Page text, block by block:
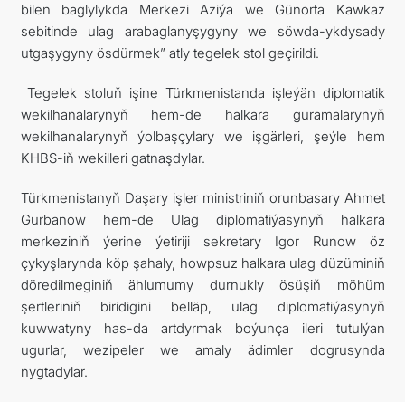
bilen baglylykda Merkezi Aziýa we Günorta Kawkaz
sebitinde ulag arabaglanyşygyny we söwda-ykdysady
utgaşygyny ösdürmek” atly tegelek stol geçirildi.
Tegelek stoluň işine Türkmenistanda işleýän diplomatik
wekilhanalarynyň hem-de halkara guramalarynyň
wekilhanalarynyň ýolbaşçylary we işgärleri, şeýle hem
KHBS-iň wekilleri gatnaşdylar.
Türkmenistanyň Daşary işler ministriniň orunbasary Ahmet
Gurbanow hem-de Ulag diplomatiýasynyň halkara
merkeziniň ýerine ýetiriji sekretary Igor Runow öz
çykyşlarynda köp şahaly, howpsuz halkara ulag düzüminiň
döredilmeginiň ählumumy durnukly ösüşiň möhüm
şertleriniň biridigini belläp, ulag diplomatiýasynyň
kuwwatyny has-da artdyrmak boýunça ileri tutulýan
ugurlar, wezipeler we amaly ädimler dogrusynda
nygtadylar.